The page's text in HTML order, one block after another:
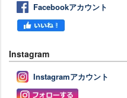
Facebookアカウント
Instagram
Instagramアカウント